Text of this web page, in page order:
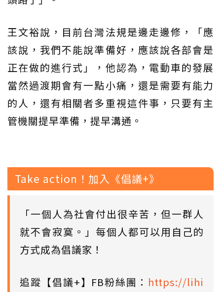
王文裕說，目前台灣法規是邊走邊修，「應
該說，我們不能說準備好，應該說各部會是
正在做的進行式」，他認為，電動車的發展
當然過渡期會有一點小痛，還是需要有能力
的人，還有相關者多重視這件事，只要有主
管機關提早準備，提早溝通。
Take action！加入《倡議+》
「一個人為社會付出很辛苦，但一群人
就不會寂寞。」每個人都可以用自己的
方式成為倡議家！
追蹤【倡議+】FB粉絲團： https://lihi